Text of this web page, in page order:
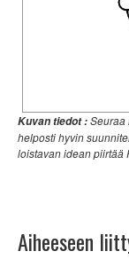
Kuvan tiedot :Seuraa
helposti hyvin
loistavan idean piirtää
Aiheeseen